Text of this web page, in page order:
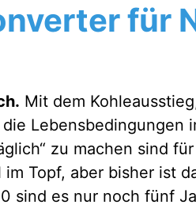
für
Mit dem
Lebensbedingungen
zu machen sind
im Topf, aber bisher ist
sind es nur noch fünf